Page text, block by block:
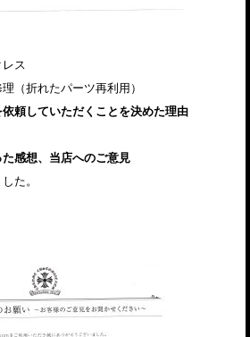
レス
（折れたパーツ再利用）
頼していただくことを決めた理由
感想、当店へのご意見
た。